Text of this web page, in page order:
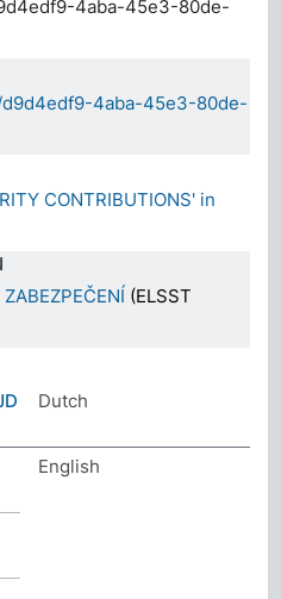
4aba-45e3-80de-
4aba-45e3-80de-
CONTRIBUTIONS' in
(ELSST
Dutch
English